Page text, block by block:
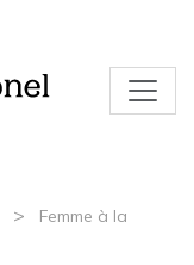
>
Femme à la